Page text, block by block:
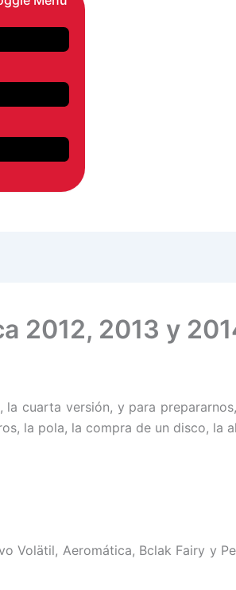
2012, 2013 y
cuarta versión, y para
la pola, la compra de un disco, la
Volätil, Aeromática, Bclak Fairy y